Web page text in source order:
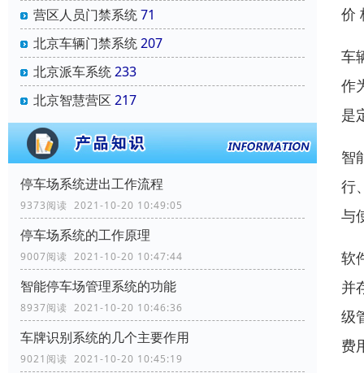
营区人员门禁系统71
北京车辆门禁系统207
北京派车系统233
北京智慧营区 217
停车场系统进出工作流程
9373阅读 2021-10-20 10:49:05
停车场系统的工作原理
9007阅读 2021-10-20 10:47:44
智能停车场管理系统的功能
8937阅读 2021-10-20 10:46:36
车牌识别系统的几个主要作用
9021阅读 2021-10-20 10:45:19
价
车
作
是
智
行
与
软
并
级
费